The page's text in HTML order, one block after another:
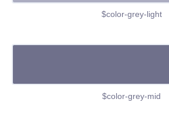
$color-grey-light
$color-grey-mid